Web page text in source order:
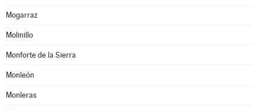
Mogarraz
Molinillo
Monforte de la Sierra
Monleón
Monleras